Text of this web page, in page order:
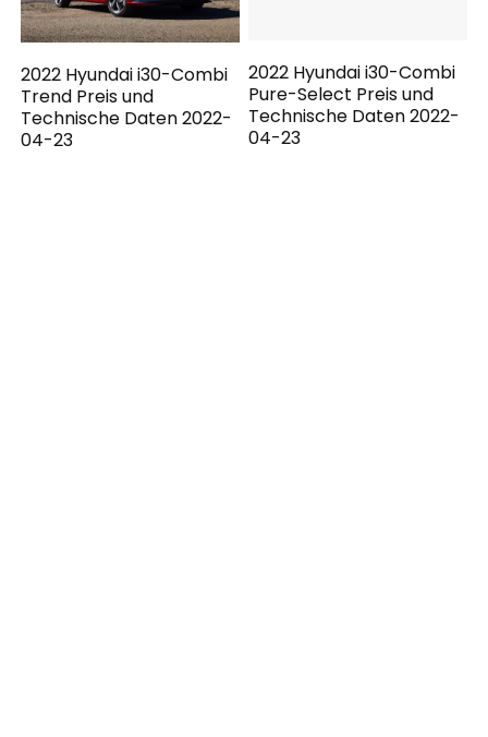
2022 Hyundai i30-Combi
Trend Preis und
Technische Daten 2022-
04-23
Pure-Select Preis und
Technische Daten 2022-
04-23